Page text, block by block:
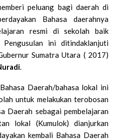
peluang bagi daerah di
Bahasa daerahnya
resmi di sekolah baik
ini ditindaklanjuti
Sumatra Utara ( 2017)
.
Daerah/bahasa lokal ini
untuk melakukan terobosan
Daerah sebagai pembelajaran
lokal (Kumulok) dianjurkan
kembali Bahasa Daerah